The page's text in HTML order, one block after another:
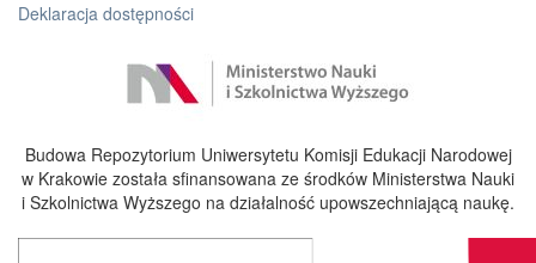
Deklaracja dostępności
Budowa Repozytorium Uniwersytetu Komisji Edukacji Narodowej
w Krakowie została sfinansowana ze środków Ministerstwa Nauki
i Szkolnictwa Wyższego na działalność upowszechniającą naukę.